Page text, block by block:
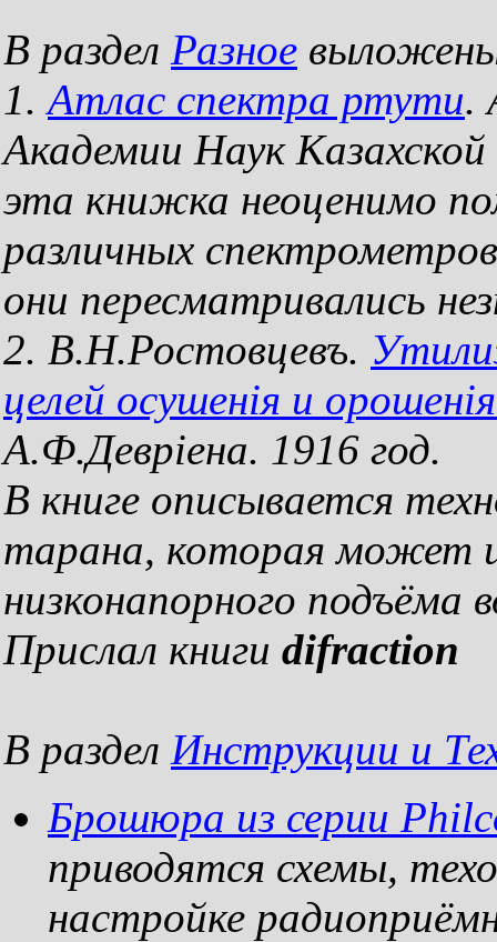
В раздел Разное
1.Атлас спектра ртути.
Академии Наук
эта книжка неоценимо
различных
они пересматривались
2. В.Н.Ростовцевъ.
целей осушенiя и
А.Ф.Деврiена. 1916 год.
В книге описывается
тарана, которая может
низконапорного подъёма
Прислал книги difraction
В раздел Инструкции и
Брошюра из серии
приводятся схемы,
настройке